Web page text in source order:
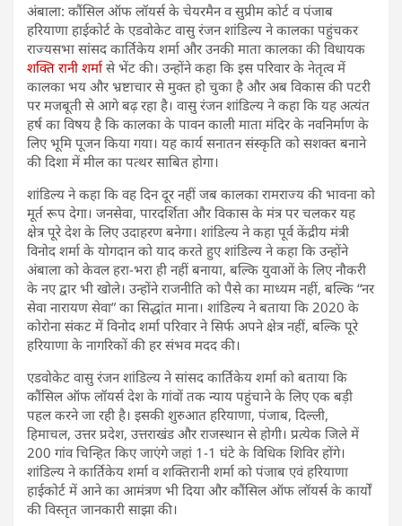
अंबाला: कौंसिल ऑफ लॉयर्स के चेयरमैन व सुप्रीम कोर्ट व पंजाब
हरियाणा हाईकोर्ट के एडवोकेट वासु रंजन शांडिल्य ने कालका पहुंचकर
राज्यसभा सांसद कार्तिकेय शर्मा और उनकी माता कालका की विधायक
शक्ति रानी शर्मा से भेंट की। उन्होंने कहा कि इस परिवार के नेतृत्व में
कालका भय और भ्रष्टाचार से मुक्त हो चुका है और अब विकास की पटरी
पर मजबूती से आगे बढ़ रहा है। वासु रंजन शांडिल्य ने कहा कि यह अत्यंत
हर्ष का विषय है कि कालका के पावन काली माता मंदिर के नवनिर्माण के
लिए भूमि पूजन किया गया। यह कार्य सनातन संस्कृति को सशक्त बनाने
की दिशा में मील का पत्थर साबित होगा।
शांडिल्य ने कहा कि वह दिन दूर नहीं जब कालका रामराज्य की भावना को
मूर्त रूप देगा। जनसेवा, पारदर्शिता और विकास के मंत्र पर चलकर यह
क्षेत्र पूरे देश के लिए उदाहरण बनेगा। शांडिल्य ने कहा पूर्व केंद्रीय मंत्री
विनोद शर्मा के योगदान को याद करते हुए शांडिल्य ने कहा कि उन्होंने
अंबाला को केवल हरा-भरा ही नहीं बनाया, बल्कि युवाओं के लिए नौकरी
के नए द्वार भी खोले। उन्होंने राजनीति को पैसे का माध्यम नहीं, बल्कि “नर
सेवा नारायण सेवा” का सिद्धांत माना। शांडिल्य ने बताया कि 2020 के
कोरोना संकट में विनोद शर्मा परिवार ने सिर्फ अपने क्षेत्र नहीं, बल्कि पूरे
हरियाणा के नागरिकों की हर संभव मदद की।
एडवोकेट वासु रंजन शांडिल्य ने सांसद कार्तिकेय शर्मा को बताया कि
कौंसिल ऑफ लॉयर्स देश के गांवों तक न्याय पहुंचाने के लिए एक बड़ी
पहल करने जा रही है। इसकी शुरुआत हरियाणा, पंजाब, दिल्ली,
हिमाचल, उत्तर प्रदेश, उत्तराखंड और राजस्थान से होगी। प्रत्येक जिले में
200 गांव चिन्हित किए जाएंगे जहां 1-1 घंटे के विधिक शिविर होंगे।
शांडिल्य ने कार्तिकेय शर्मा व शक्तिरानी शर्मा को पंजाब एवं हरियाणा
हाईकोर्ट में आने का आमंत्रण भी दिया और कौंसिल ऑफ लॉयर्स के कार्यों
की विस्तृत जानकारी साझा की।